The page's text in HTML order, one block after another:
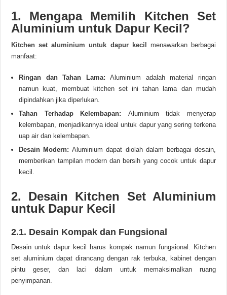
1. Mengapa Memilih Kitchen Set
Aluminium untuk Dapur Kecil?
Kitchen set aluminium untuk dapur kecil
menawarkan berbagai
manfaat:
Ringan dan Tahan Lama: Aluminium adalah material ringan
namun kuat, membuat kitchen set ini tahan lama dan mudah
dipindahkan jika diperlukan.
Tahan Terhadap Kelembapan: Aluminium tidak menyerap
kelembapan, menjadikannya ideal untuk dapur yang sering terkena
uap air dan kelembapan.
Desain Modern: Aluminium dapat diolah dalam berbagai desain,
memberikan tampilan modern dan bersih yang cocok untuk dapur
kecil.
2. Desain Kitchen Set Aluminium
untuk Dapur Kecil
2.1. Desain Kompak dan Fungsional
Desain untuk dapur kecil harus kompak namun fungsional. Kitchen
set aluminium dapat dirancang dengan rak terbuka, kabinet dengan
pintu geser, dan laci dalam untuk memaksimalkan ruang
penyimpanan.